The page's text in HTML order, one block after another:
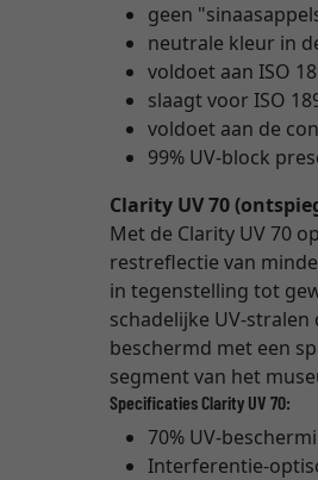
geen
neutrale kleur in
voldoet aan ISO
slaagt voor ISO
voldoet aan de
99% UV-block
Clarity UV 70
Met de Clarity UV 70 op
restreflectie van
in tegenstelling tot
schadelijke UV-
beschermd met een
segment van het
Specificaties Clarity UV 70:
70% UV-
Interferentie-